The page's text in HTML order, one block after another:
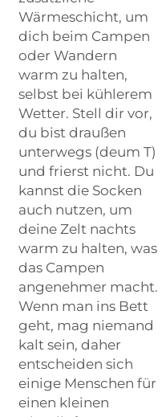
Wärmeschicht, um
dich beim Campen
oder Wandern
warm zu halten,
selbst bei kühlerem
Wetter. Stell dir vor,
du bist draußen
unterwegs (deum T)
und frierst nicht. Du
kannst die Socken
auch nutzen, um
deine Zelt nachts
warm zu halten, was
das Campen
angenehmer macht.
Wenn man ins Bett
geht, mag niemand
kalt sein, daher
entscheiden sich
einige Menschen für
einen kleinen